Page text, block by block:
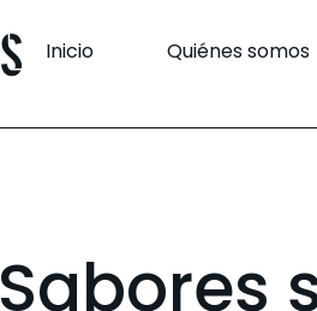
Inicio Quiénes somos
Sabores